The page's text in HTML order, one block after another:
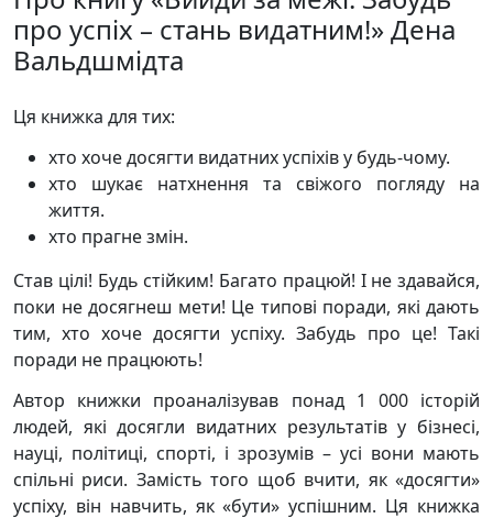
про успіх – стань видатним!» Дена
Вальдшмідта
Ця книжка для тих:
хто хоче досягти видатних успіхів у будь-чому.
хто шукає натхнення та свіжого погляду на
життя.
хто прагне змін.
Став цілі! Будь стійким! Багато працюй! І не здавайся,
поки не досягнеш мети! Це типові поради, які дають
тим, хто хоче досягти успіху. Забудь про це! Такі
поради не працюють!
Автор книжки проаналізував понад 1 000 історій
людей, які досягли видатних результатів у бізнесі,
науці, політиці, спорті, і зрозумів – усі вони мають
спільні риси. Замість того щоб вчити, як «досягти»
успіху, він навчить, як «бути» успішним. Ця книжка